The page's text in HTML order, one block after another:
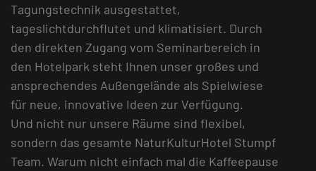
Tagungstechnik ausgestattet,
tageslichtdurchflutet und klimatisiert. Durch
den direkten Zugang vom Seminarbereich in
den Hotelpark steht Ihnen unser großes und
ansprechendes Außengelände als Spielwiese
für neue, innovative Ideen zur Verfügung.
Und nicht nur unsere Räume sind flexibel,
sondern das gesamte NaturKulturHotel Stumpf
Team. Warum nicht einfach mal die Kaffeepause